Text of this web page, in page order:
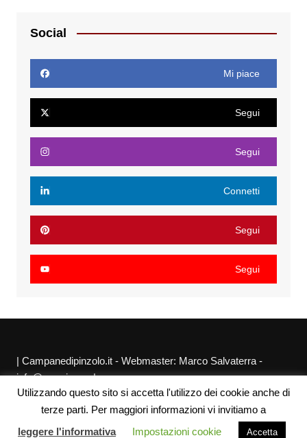
Social
Mi piace
Segui
Segui
Connetti
Segui
Segui
| Campanedipinzolo.it - Webmaster: Marco Salvaterra -
info@agraria.org |
Chi siamo Privacy Policy Sitemap Link utili
Utilizzando questo sito si accetta l'utilizzo dei cookie anche di
terze parti. Per maggiori informazioni vi invitiamo a
leggere l'informativa
Impostazioni cookie Accetta